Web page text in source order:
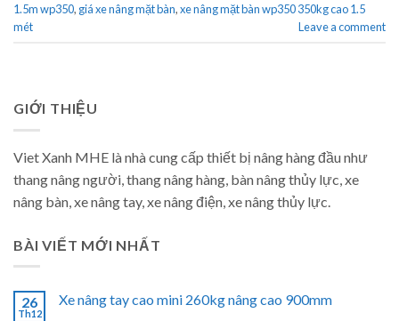
1.5m wp350, giá xe nâng mặt bàn,xe nâng mặt bàn wp350 350kg cao 1.5
mét
Leave a comment
GIỚI THIỆU
Viet Xanh MHE là nhà cung cấp thiết bị nâng hàng đầu như
thang nâng người, thang nâng hàng, bàn nâng thủy lực, xe
nâng bàn, xe nâng tay, xe nâng điện, xe nâng thủy lực.
BÀI VIẾT MỚI NHẤT
26
Th12
Xe nâng tay cao mini 260kg nâng cao 900mm